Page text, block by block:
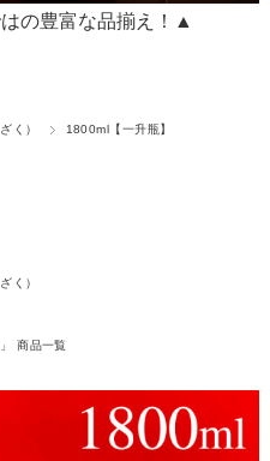
の豊富な品揃え！▲
く） 1800ml【一升瓶】
く）
」 商品一覧